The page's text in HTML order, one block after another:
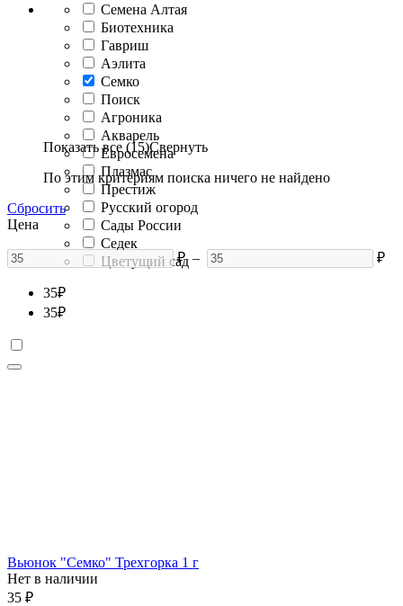
Семена Алтая
Биотехника
Гавриш
Аэлита
Семко
Поиск
Агроника
Акварель
Евросемена
Плазмас
Престиж
Русский огород
Сады России
Седек
Цветущий сад
Показать все (15)Свернуть
По этим критериям поиска ничего не найдено
Сбросить
Цена
₽ – ₽
35₽
35₽
Вьюнок "Семко" Трехгорка 1 г
Нет в наличии
35 ₽